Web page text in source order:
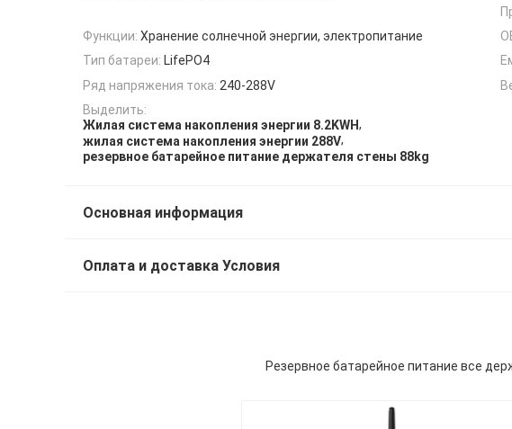
Функции: Хранение солнечной энергии, электропитание
Тип батареи: LifePO4
Ряд напряжения тока: 240-288V
Выделить:
Жилая система накопления энергии 8.2KWH,
жилая система накопления энергии 288V,
резервное батарейное питание держателя стены 88kg
Основная информация
Оплата и доставка Условия
Резервное батарейное питание все